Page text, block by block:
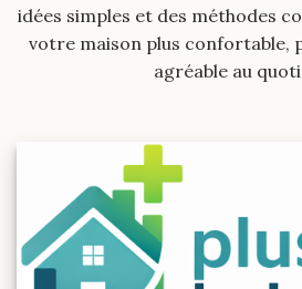
idées simples et des méthodes
votre maison plus confortable,
agréable au